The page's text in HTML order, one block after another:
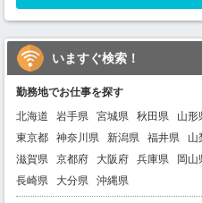
いますぐ検索！
勤務地でお仕事を探す
北海道
岩手県 宮城県 秋田県 山形
東京都
神奈川県 新潟県 福井県 山
滋賀県
京都府 大阪府 兵庫県 岡山
長崎県
大分県 沖縄県